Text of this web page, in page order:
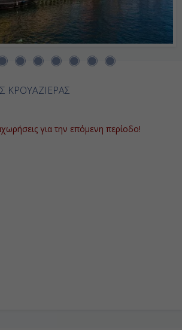
Ημέρα 8η
17:00
ΚΡΟΥΑΖΙΕΡΑΣ
για την επόμενη περίοδο!